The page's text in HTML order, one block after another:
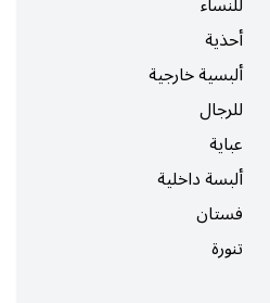
أحذية
ألبسية خارجية
للرجال
عباية
ألبسة داخلية
فستان
تنورة